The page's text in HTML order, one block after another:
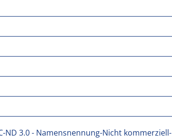
ND 3.0 - Namensnennung-Nicht kommerziell-